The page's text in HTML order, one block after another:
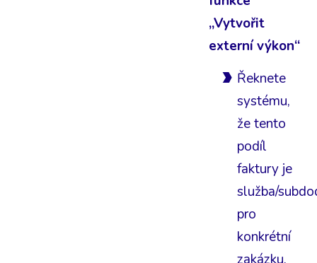
„Vytvořit
externí výkon“
Řeknete
systému,
že tento
podíl
faktury je
služba/
pro
konkrétní
zakázku.